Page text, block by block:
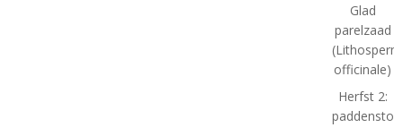
Glad
parelzaad
officinale)
Herfst 2: